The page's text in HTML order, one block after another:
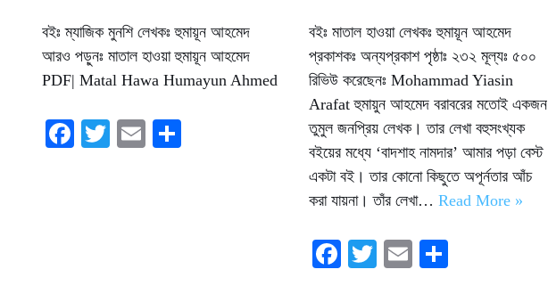
বইঃ ম্যাজিক মুনশি লেখকঃ হুমায়ূন আহমেদ
আরও পড়ুনঃ মাতাল হাওয়া হুমায়ূন আহমেদ
PDF| Matal Hawa Humayun Ahmed
Fa T
E
বইঃ মাতাল হাওয়া লেখকঃ হুমায়ূন আহমেদ
প্রকাশকঃ অন্যপ্রকাশ পৃষ্ঠাঃ ২৩২ মূল্যঃ ৫০০
রিভিউ করেছেনঃ Mohammad Yiasin
Arafat হুমায়ুন আহমেদ বরাবরের মতোই একজন
তুমুল জনপ্রিয় লেখক। তার লেখা বহুসংখ্যক
বইয়ের মধ্যে ‘বাদশাহ নামদার’ আমার পড়া বেস্ট
একটা বই। তার কোনো কিছুতে অপূর্নতার আঁচ
করা যায়না। তাঁর লেখা… Read More »
Fa T
E